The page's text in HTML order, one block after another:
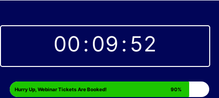
00 : 09 : 51
Hurry Up, Webinar Tickets Are Booked! 90%